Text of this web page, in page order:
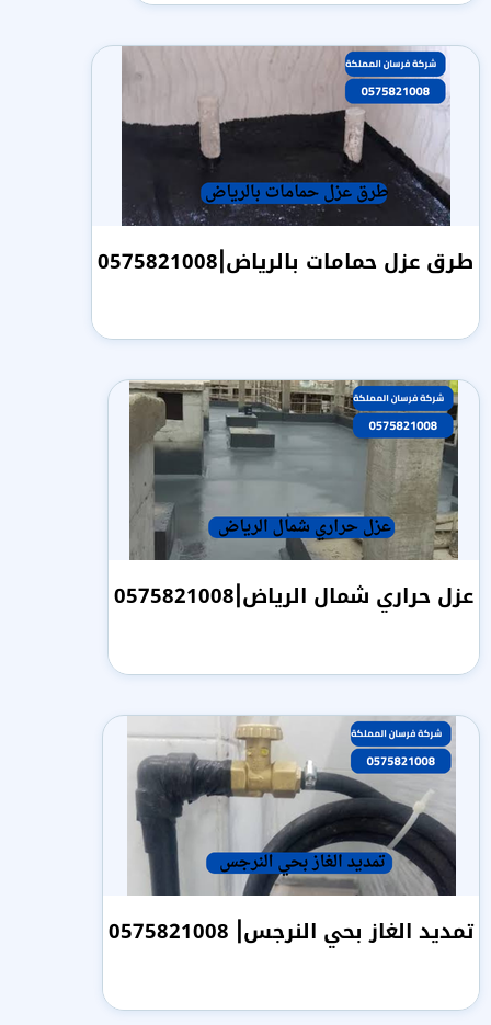
طرق عزل حمامات بالرياض|0575821008
عزل حراري شمال الرياض|0575821008
تمديد الغاز بحي النرجس| 0575821008